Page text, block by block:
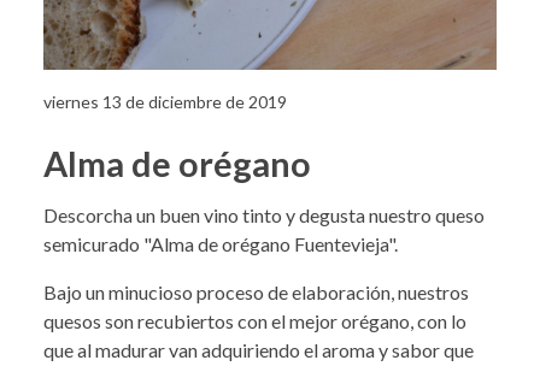
viernes 13 de diciembre de 2019
Alma de orégano
Descorcha un buen vino tinto y degusta nuestro queso
semicurado "Alma de orégano Fuentevieja".
Bajo un minucioso proceso de elaboración, nuestros
quesos son recubiertos con el mejor orégano, con lo
que al madurar van adquiriendo el aroma y sabor que